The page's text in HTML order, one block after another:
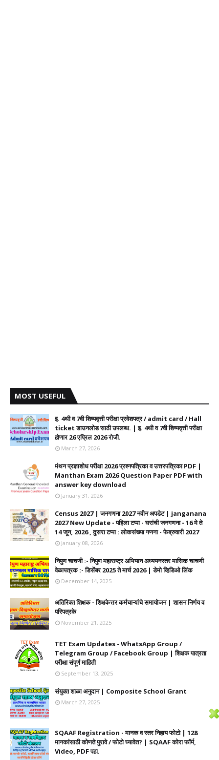
MOST USEFUL
इ. 4थी व 7वी शिष्यवृत्ती परीक्षा प्रवेशपत्र / admit card / Hall
ticket डाउनलोड साठी उपलब्ध. | इ. 4थी व 7वी शिष्यवृत्ती परीक्षा
होणार 26 एप्रिल 2026 रोजी.
March 27, 2026
मंथन प्रज्ञाशोध परीक्षा 2026 प्रश्नपत्रिका व उत्तरपत्रिका PDF |
Manthan Exam 2026 Question Paper PDF with
answer key download
January 31, 2026
Census 2027 | जनगणना 2027 नवीन अपडेट | janganana
2027 New Update - पहिला टप्पा - घरांची जनगणना - 16 मे ते
14 जून, 2026 , दुसरा टप्पा : लोकसंख्या गणना - फेब्रुवारी 2027
January 08, 2026
निपुण चाचणी :- निपुण महाराष्ट्र अभियान अध्ययनस्तर मासिक चाचणी
वेळापत्रक :- डिसेंबर 2025 ते मार्च 2026 | डेमो व्हिडिओ लिंक
December 14, 2025
अतिरिक्त शिक्षक - शिक्षकेत्तर कर्मचाऱ्यांचे समायोजन | शासन निर्णय व
परिपत्रके
November 21, 2025
TET Exam Updates - WhatsApp Group /
Telegram Group / Facebook Group | शिक्षक पात्रता
परीक्षा संपूर्ण माहिती
September 13, 2025
संयुक्त शाळा अनुदान | Composite School Grant
March 27, 2025
SQAAF Registration - मानक व स्तर निहाय फोटो | 128
मानकांसाठी कोणते पुरावे / फोटो घ्यावेत? | SQAAF कोरा फॉर्म,
Video, PDF पहा.